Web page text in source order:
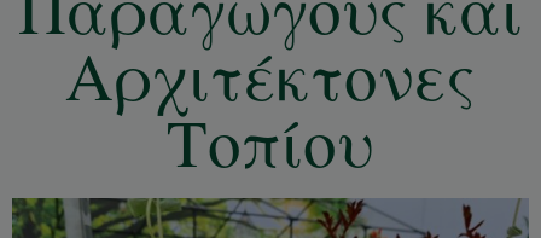
Αρχιτέκτονες
Τοπίου